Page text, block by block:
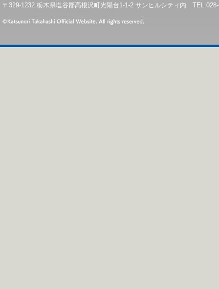
〒329-1232 栃木県塩谷郡高根沢町光陽台1-1-2 サンヒルシティ内